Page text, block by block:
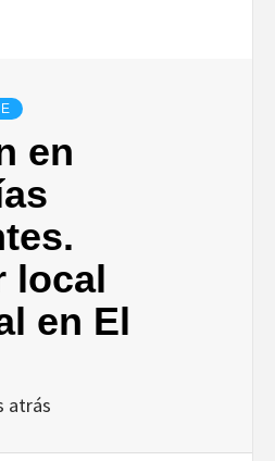
en
local
en El
atrás